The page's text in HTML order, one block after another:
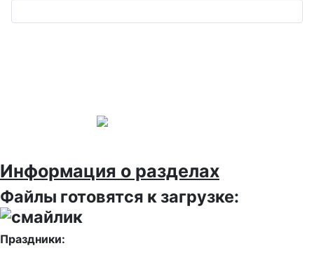
Информация о разделах
Файлы готовятся к загрузке:
Праздники: